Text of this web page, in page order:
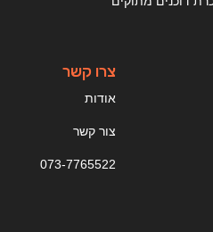
צרו קשר
אודות
צור קשר
073-7765522